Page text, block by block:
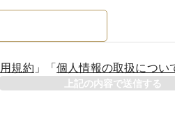
規約 」 「個人情報の取扱につい
上記の内容で送信する